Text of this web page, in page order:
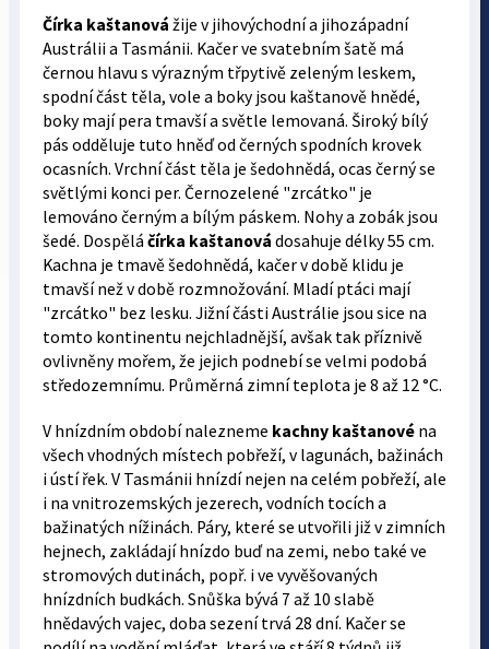
Čírka kaštanová žije v jihovýchodní a jihozápadní
Austrálii a Tasmánii. Kačer ve svatebním šatě má
černou hlavu s výrazným třpytivě zeleným leskem,
spodní část těla, vole a boky jsou kaštanově hnědé,
boky mají pera tmavší a světle lemovaná. Široký bílý
pás odděluje tuto hněď od černých spodních krovek
ocasních. Vrchní část těla je šedohnědá, ocas černý se
světlými konci per. Černozelené "zrcátko" je
lemováno černým a bílým páskem. Nohy a zobák jsou
šedé. Dospělá čírka kaštanová dosahuje délky 55 cm.
Kachna je tmavě šedohnědá, kačer v době klidu je
tmavší než v době rozmnožování. Mladí ptáci mají
"zrcátko" bez lesku. Jižní části Austrálie jsou sice na
tomto kontinentu nejchladnější, avšak tak příznivě
ovlivněny mořem, že jejich podnebí se velmi podobá
středozemnímu. Průměrná zimní teplota je 8 až 12 °C.
V hnízdním období nalezneme kachny kaštanovéna
všech vhodných místech pobřeží, v lagunách, bažinách
i ústí řek. V Tasmánii hnízdí nejen na celém pobřeží, ale
i na vnitrozemských jezerech, vodních tocích a
bažinatých nížinách. Páry, které se utvořili již v zimních
hejnech, zakládají hnízdo buď na zemi, nebo také ve
stromových dutinách, popř. i ve vyvěšovaných
hnízdních budkách. Snůška bývá 7 až 10 slabě
hnědavých vajec, doba sezení trvá 28 dní. Kačer se